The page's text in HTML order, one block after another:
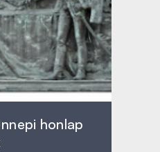
honlap